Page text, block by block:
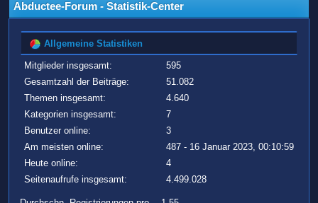
Abductee-Forum - Statistik-Center
Allgemeine Statistiken
Mitglieder insgesamt:
595
Gesamtzahl der Beiträge:
51.082
Themen insgesamt:
4.640
Kategorien insgesamt:
7
Benutzer online:
3
Am meisten online:
487 - 16 Januar 2023, 00:10:59
Heute online:
4
Seitenaufrufe insgesamt:
4.499.028